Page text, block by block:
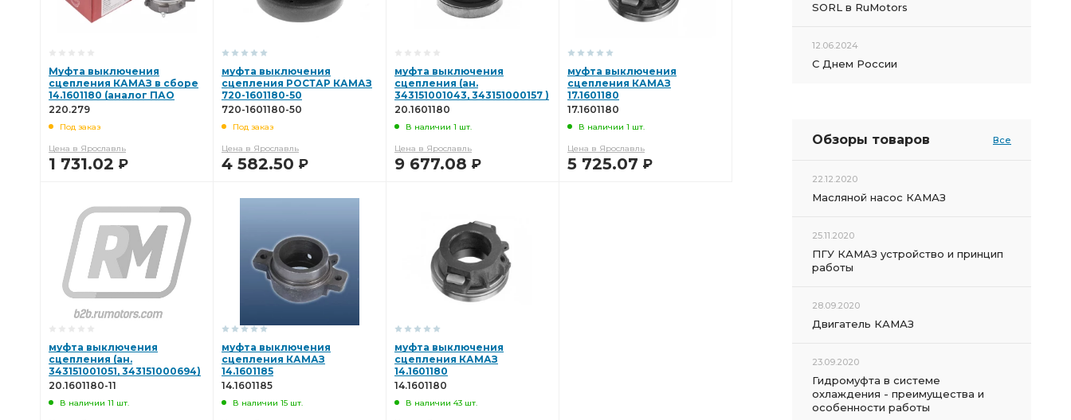
Муфта выключения
сцепления КАМАЗ в сборе
14.1601180 (аналог ПАО
КАМАЗ) (STENERS, Китай)
220.279
Под заказ
Цена в Ярославль
1 731.02 Р
муфта выключения
сцепления РОСТАР КАМАЗ
720-1601180-50
720-1601180-50
Под заказ
Цена в Ярославль
4 582.50 Р
В КОРЗИНУ
муфта выключения
сцепления (ан.
343151001043, 343151000157 )
20.1601180
20.1601180
В наличии 1 шт.
Цена в Ярославль
9 677.08 Р
муфта выключения
сцепления КАМАЗ
17.1601180
17.1601180
В наличии 1 шт.
Цена в Ярославль
5 725.07 Р
муфта выключения
сцепления (ан.
343151001051, 343151000694)
20.1601180-11
20.1601180-11
В наличии 11 шт.
муфта выключения
сцепления КАМАЗ
14.1601185
14.1601185
В наличии 15 шт.
муфта выключения
сцепления КАМАЗ
14.1601180
14.1601180
В наличии 43 шт.
SORL в RuMotors
12.06.2024
С Днем России
Обзоры товаров Все
22.12.2020
Масляной насос КАМАЗ
25.11.2020
ПГУ КАМАЗ устройство и принцип
работы
28.09.2020
Двигатель КАМАЗ
23.09.2020
Гидромуфта в системе
охлаждения - преимущества и
особенности работы